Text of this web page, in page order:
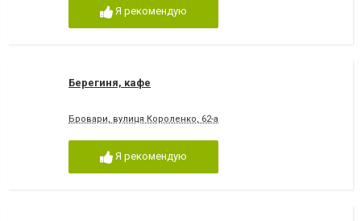
Я рекомендую
Берегиня, кафе
Бровари, вулиця Короленко, 62-а
Я рекомендую